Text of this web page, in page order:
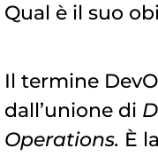
Qual è il suo
Il termine
dall’unione di
Operations. È